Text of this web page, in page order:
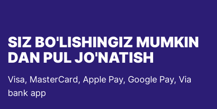
SIZ BO'LISHINGIZ MUMKIN
DAN PUL JO'NATISH
Visa, MasterCard, Apple Pay, Google Pay, Via
bank app